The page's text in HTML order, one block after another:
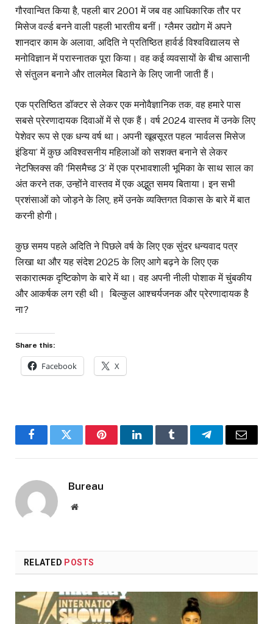
गौरवान्वित किया है, पहली बार 2001 में जब वह आधिकारिक तौर पर
मिसेज वर्ल्ड बनने वाली पहली भारतीय बनीं। ग्लैमर उद्योग में अपने
शानदार काम के अलावा, अदिति ने प्रतिष्ठित हार्वर्ड विश्वविद्यालय से
मनोविज्ञान में परास्नातक पूरा किया। वह कई व्यवसायों के बीच आसानी
से संतुलन बनाने और तालमेल बिठाने के लिए जानी जाती हैं।
एक प्रतिष्ठित डॉक्टर से लेकर एक मनोवैज्ञानिक तक, वह हमारे पास
सबसे प्रेरणादायक दिवाओं में से एक हैं। वर्ष 2024 वास्तव में उनके लिए
पेशेवर रूप से एक धन्य वर्ष था। अपनी खूबसूरत पहल ‘मार्वलस मिसेज
इंडिया’ में कुछ अविश्वसनीय महिलाओं को सशक्त बनाने से लेकर
नेटफ्लिक्स की ‘मिसमैच्ड 3’ में एक प्रभावशाली भूमिका के साथ साल का
अंत करने तक, उन्होंने वास्तव में एक अद्भुत समय बिताया। इन सभी
प्रशंसाओं को जोड़ने के लिए, हमें उनके व्यक्तिगत विकास के बारे में बात
करनी होगी।
कुछ समय पहले अदिति ने पिछले वर्ष के लिए एक सुंदर धन्यवाद पत्र
लिखा था और यह संदेश 2025 के लिए आगे बढ़ने के लिए एक
सकारात्मक दृष्टिकोण के बारे में था। वह अपनी नीली पोशाक में चुंबकीय
और आकर्षक लग रही थी। बिल्कुल आश्चर्यजनक और प्रेरणादायक है
ना?
Share this:
Facebook X
FacebookTwitter PinterestLinkedInTumblr TelegramEmail
Bureau
Website
RELATED POSTS